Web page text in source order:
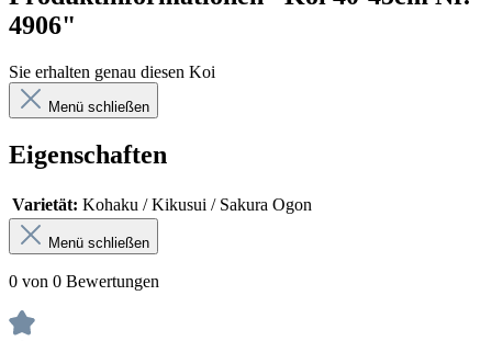
4906"
Sie erhalten genau diesen Koi
Menü schließen
Eigenschaften
Varietät: Kohaku / Kikusui / Sakura Ogon
Menü schließen
0 von 0 Bewertungen